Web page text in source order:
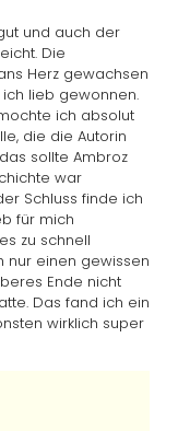
und auch der
Die
Herz gewachsen
lieb gewonnen.
ich absolut
die die Autorin
sollte Ambroz
war
Schluss finde ich
für mich
zu schnell
nur einen gewissen
Ende nicht
Das fand ich ein
wirklich super